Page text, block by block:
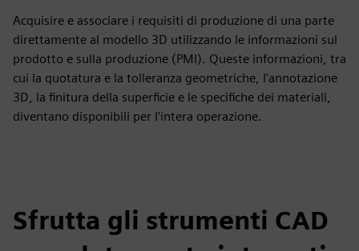
Acquisire e associare i requisiti di produzione di una parte
direttamente al modello 3D utilizzando le informazioni sul
prodotto e sulla produzione (PMI). Queste informazioni, tra
cui la quotatura e la tolleranza geometriche, l'annotazione
3D, la finitura della superficie e le specifiche dei materiali,
diventano disponibili per l'intera operazione.
Sfrutta gli strumenti CAD